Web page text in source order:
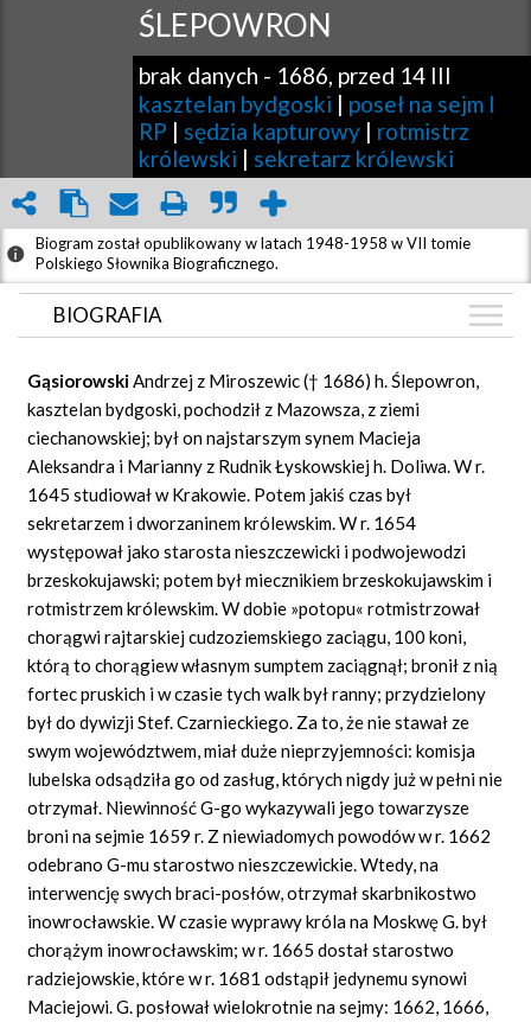
ŚLEPOWRON
brak danych - 1686, przed 14 III
kasztelan bydgoski | poseł na sejm I
RP | sędzia kapturowy | rotmistrz
królewski | sekretarz królewski
Biogram został opublikowany w latach 1948-1958 w VII tomie
Polskiego Słownika Biograficznego.
BIOGRAFIA
GRAF POWIĄZAŃ
DYSKUSJA
Mapa
GąsiorowskiAndrzej z Miroszewic († 1686) h. Ślepowron,
kasztelan bydgoski, pochodził z Mazowsza, z ziemi
ciechanowskiej; był on najstarszym synem Macieja
Aleksandra i Marianny z Rudnik Łyskowskiej h. Doliwa. W r.
1645 studiował w Krakowie. Potem jakiś czas był
sekretarzem i dworzaninem królewskim. W r. 1654
występował jako starosta nieszczewicki i podwojewodzi
brzeskokujawski; potem był miecznikiem brzeskokujawskim i
rotmistrzem królewskim. W dobie »potopu« rotmistrzował
chorągwi rajtarskiej cudzoziemskiego zaciągu, 100 koni,
którą to chorągiew własnym sumptem zaciągnął; bronił z nią
fortec pruskich i w czasie tych walk był ranny; przydzielony
był do dywizji Stef. Czarnieckiego. Za to, że nie stawał ze
swym województwem, miał duże nieprzyjemności: komisja
lubelska odsądziła go od zasług, których nigdy już w pełni nie
otrzymał. Niewinność G-go wykazywali jego towarzysze
broni na sejmie 1659 r. Z niewiadomych powodów w r. 1662
odebrano G-mu starostwo nieszczewickie. Wtedy, na
interwencję swych braci-posłów, otrzymał skarbnikostwo
inowrocławskie. W czasie wyprawy króla na Moskwę G. był
chorążym inowrocławskim; w r. 1665 dostał starostwo
radziejowskie, które w r. 1681 odstąpił jedynemu synowi
Maciejowi. G. posłował wielokrotnie na sejmy: 1662, 1666,